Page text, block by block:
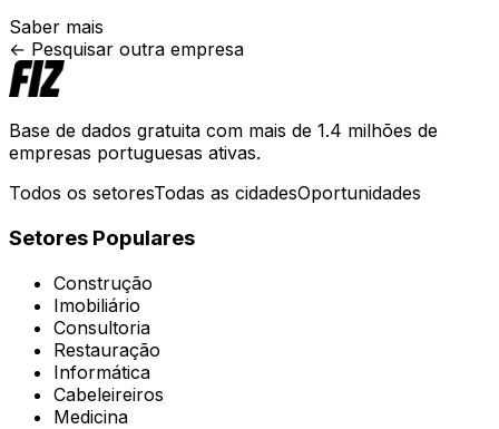
Saber mais
← Pesquisar outra empresa
Base de dados gratuita com mais de 1.4 milhões de
empresas portuguesas ativas.
Todos os setoresTodas as cidadesOportunidades
Setores Populares
Construção
Imobiliário
Consultoria
Restauração
Informática
Cabeleireiros
Medicina